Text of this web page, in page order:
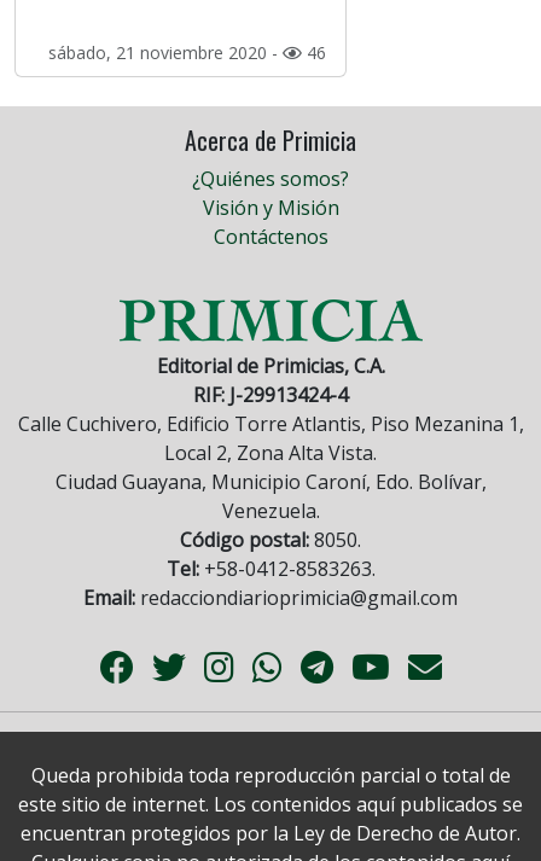
sábado, 21 noviembre 2020 - 46
Acerca de Primicia
¿Quiénes somos?
Visión y Misión
Contáctenos
Editorial de Primicias, C.A.
RIF: J-29913424-4
Calle Cuchivero, Edificio Torre Atlantis, Piso Mezanina 1,
Local 2, Zona Alta Vista.
Ciudad Guayana, Municipio Caroní, Edo. Bolívar,
Venezuela.
Código postal:8050.
Tel:+58-0412-8583263.
Email: redacciondiarioprimicia@gmail.com
Queda prohibida toda reproducción parcial o total de
este sitio de internet. Los contenidos aquí publicados se
encuentran protegidos por la Ley de Derecho de Autor.